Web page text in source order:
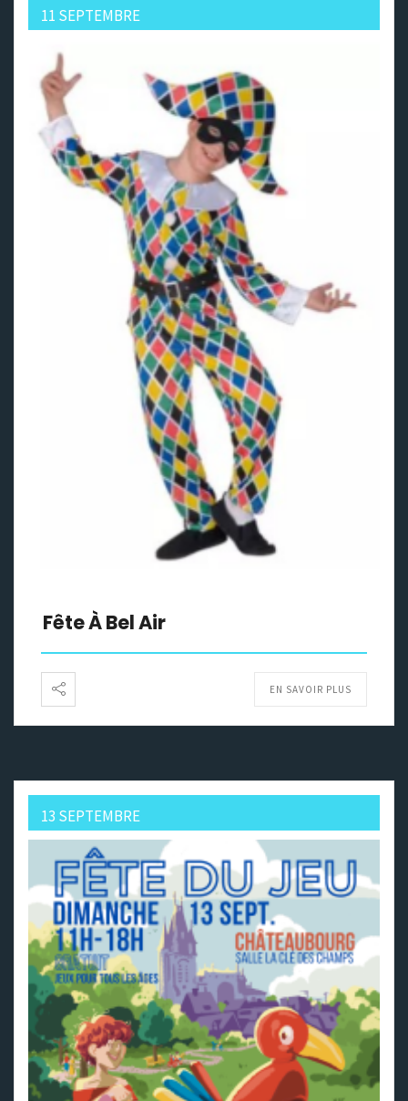
11 SEPTEMBRE
Fête À Bel Air
EN SAVOIR PLUS
13 SEPTEMBRE